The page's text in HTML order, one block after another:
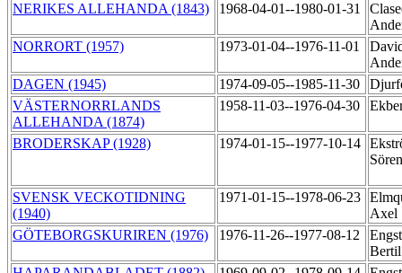
NERIKES ALLEHANDA (1843)
1968-04-01--1980-01-31
NORRORT (1957)
1973-01-04--1976-11-01
DAGEN (1945)
1974-09-05--1985-11-30
VÄSTERNORRLANDS
ALLEHANDA (1874)
1958-11-03--1976-04-30
BRODERSKAP (1928) 1974-01-15--1977-10-14
SVENSK VECKOTIDNING
(1940)
1971-01-15--1978-06-23
Axel
GÖTEBORGSKURIREN (1976)
1976-11-26--1977-08-12